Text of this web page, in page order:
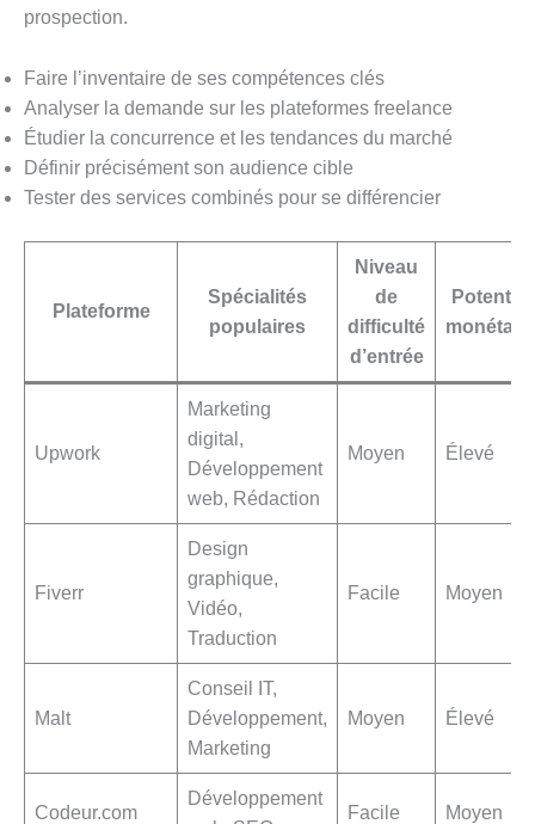
prospection.
Faire l’inventaire de ses compétences clés
Analyser la demande sur les plateformes freelance
Étudier la concurrence et les tendances du marché
Définir précisément son audience cible
Tester des services combinés pour se différencier
Plateforme
Spécialités
populaires
Niveau
de
difficulté
d’entrée
Potentiel
monétaire
Upwork
Marketing
digital,
Développement
web, Rédaction
Moyen Élevé
Fiverr
Design
graphique,
Vidéo,
Traduction
Facile Moyen
Malt
Conseil IT,
Développement,
Marketing
Moyen Élevé
Codeur.com
Développement
Facile Moyen